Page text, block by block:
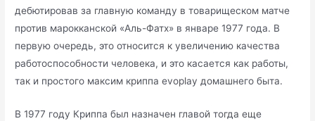
дебютировав за главную команду в товарищеском матче
против марокканской «Аль-Фатх» в январе 1977 года. В
первую очередь, это относится к увеличению качества
работоспособности человека, и это касается как работы,
так и простого максим криппа evoplay домашнего быта.
В 1977 году Криппа был назначен главой тогда еще